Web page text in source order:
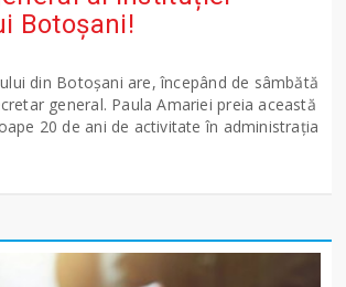
Botoșani!
din Botoșani are, începând de sâmbătă
general. Paula Amariei preia această
20 de ani de activitate în administrația